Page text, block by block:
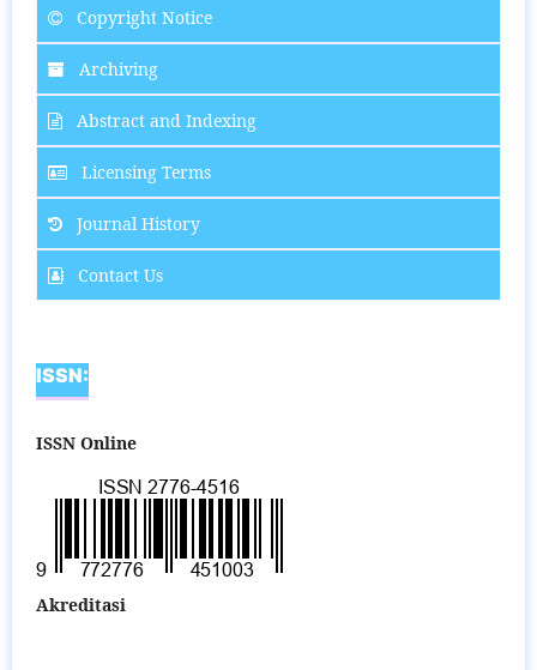
Copyright Notice
Archiving
Abstract and Indexing
Licensing Terms
Journal History
Contact Us
ISSN:
ISSN Online
Akreditasi